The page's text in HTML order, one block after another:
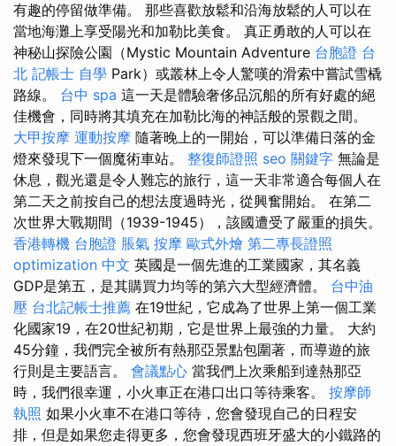
有趣的停留做準備。 那些喜歡放鬆和沿海放鬆的人可以在
當地海灘上享受陽光和加勒比美食。 真正勇敢的人可以在
神秘山探險公園（Mystic Mountain Adventure 台胞證 台
北 記帳士 自學 Park）或叢林上令人驚嘆的滑索中嘗試雪橇
路線。 台中 spa 這一天是體驗奢侈品沉船的所有好處的絕
佳機會，同時將其填充在加勒比海的神話般的景觀之間。
大甲按摩 運動按摩 隨著晚上的一開始，可以準備日落的金
燈來發現下一個魔術車站。 整復師證照 seo 關鍵字 無論是
休息，觀光還是令人難忘的旅行，這一天非常適合每個人在
第二天之前按自己的想法度過時光，從興奮開始。 在第二
次世界大戰期間（1939-1945），該國遭受了嚴重的損失。
香港轉機 台胞證 脹氣 按摩 歐式外燴 第二專長證照
optimization 中文 英國是一個先進的工業國家，其名義
GDP是第五，是其購買力均等的第六大型經濟體。 台中油
壓 台北記帳士推薦 在19世紀，它成為了世界上第一個工業
化國家19，在20世紀初期，它是世界上最強的力量。 大約
45分鐘，我們完全被所有熱那亞景點包圍著，而導遊的旅
行則是主要語言。 會議點心 當我們上次乘船到達熱那亞
時，我們很幸運，小火車正在港口出口等待乘客。 按摩師
執照 如果小火車不在港口等待，您會發現自己的日程安
排，但是如果您走得更多，您會發現西班牙盛大的小鐵路的